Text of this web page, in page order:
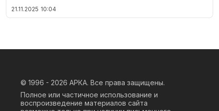
21.11.2025 10:04
© 1996 - 2026 АРКА. Все права защищены.
Полное или частичное использование и
воспроизведение материалов сайта